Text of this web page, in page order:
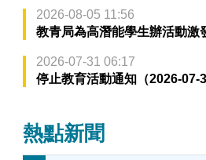
2026-08-05 11:56
教青局為高潛能學生辦活動激
2026-07-31 06:17
停止教育活動通知（2026-07-
熱點新聞